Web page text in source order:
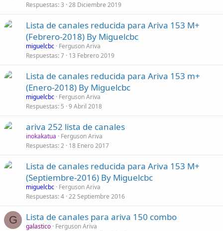
Respuestas 3 28 Diciembre 2019
Lista de canales reducida para Ariva 153 M+
(Febrero-2018) By Miguelcbc
miguelcbc Ferguson Ariva
Respuestas 7 13 Febrero 2019
Lista de canales reducida para Ariva 153 m+
(Enero-2018) By Miguelcbc
miguelcbc Ferguson Ariva
Respuestas 5 9 Abril 2018
ariva 252 lista de canales
inokakatua
Ferguson Ariva
Respuestas 2 18 Enero 2017
Lista de canales reducida para Ariva 153 M+
(Septiembre-2016) By Miguelcbc
miguelcbc Ferguson Ariva
Respuestas 4 22 Septiembre 2016
G Lista de canales para ariva 150 combo
galastico Ferguson Ariva